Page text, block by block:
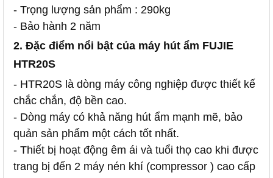
- Trọng lượng sản phẩm : 290kg
- Bảo hành 2 năm
2. Đặc điểm nổi bật của máy hút ẩm FUJIE
HTR20S
- HTR20S là dòng máy công nghiệp được thiết kế
chắc chắn, độ bền cao.
- Dòng máy có khả năng hút ẩm mạnh mẽ, bảo
quản sản phẩm một cách tốt nhất.
- Thiết bị hoạt động êm ái và tuổi thọ cao khi được
trang bị đến 2 máy nén khí (compressor ) cao cấp